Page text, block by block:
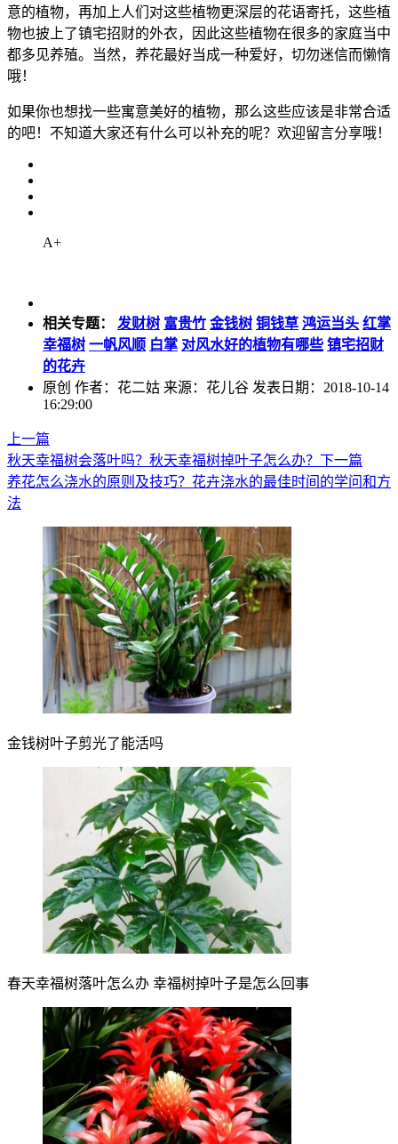
意的植物，再加上人们对这些植物更深层的花语寄托，这些植
物也披上了镇宅招财的外衣，因此这些植物在很多的家庭当中
都多见养殖。当然，养花最好当成一种爱好，切勿迷信而懒惰
哦！
如果你也想找一些寓意美好的植物，那么这些应该是非常合适
的吧！不知道大家还有什么可以补充的呢？欢迎留言分享哦！
A+
相关专题： 发财树 富贵竹 金钱树 铜钱草 鸿运当头 红掌
幸福树 一帆风顺 白掌 对风水好的植物有哪些 镇宅招财
的花卉
原创 作者：花二姑 来源：花儿谷 发表日期：2018-10-14
16:29:00
上一篇
秋天幸福树会落叶吗？秋天幸福树掉叶子怎么办？ 下一篇
养花怎么浇水的原则及技巧？花卉浇水的最佳时间的学问和方
法
金钱树叶子剪光了能活吗
春天幸福树落叶怎么办 幸福树掉叶子是怎么回事